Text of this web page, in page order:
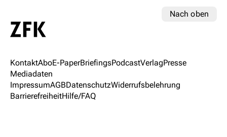
Nach oben
KontaktAboE-PaperBriefingsPodcastVerlagPresse
Mediadaten
ImpressumAGBDatenschutzWiderrufsbelehrung
BarrierefreiheitHilfe/FAQ